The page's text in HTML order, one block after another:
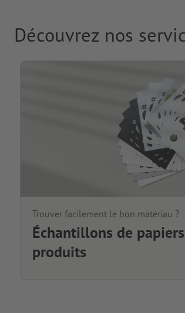
Découvrez nos
Trouver facilement le bon matériau ?
Échantillons de
produits